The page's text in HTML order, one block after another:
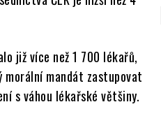
již více než 1 700 lékařů,
morální mandát zastupovat
s váhou lékařské většiny.